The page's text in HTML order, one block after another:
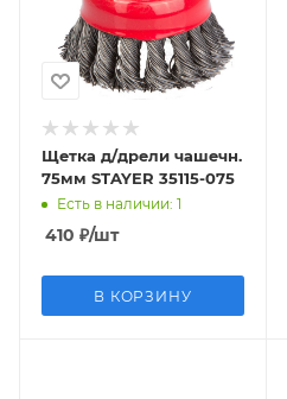
Щетка д/дрели чашечн.
75мм STAYER 35115-075
Есть в наличии: 1
410 ₽/шт
В КОРЗИНУ